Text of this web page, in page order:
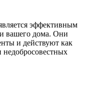
эффективным
вашего дома. Они
и действуют как
недобросовестных